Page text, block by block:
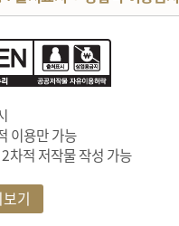
이용만 가능
차적 저작물 작성 가능
기